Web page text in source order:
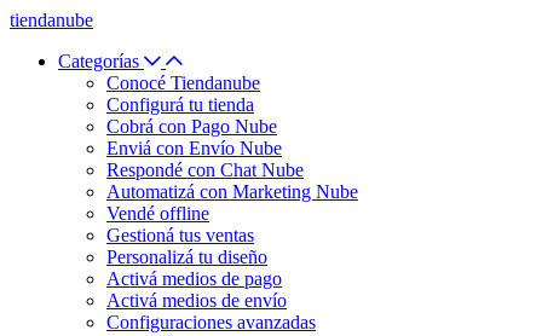
tiendanube
Categorías
Conocé Tiendanube
Configurá tu tienda
Cobrá con Pago Nube
Enviá con Envío Nube
Respondé con Chat Nube
Automatizá con Marketing Nube
Vendé offline
Gestioná tus ventas
Personalizá tu diseño
Activá medios de pago
Activá medios de envío
Configuraciones avanzadas